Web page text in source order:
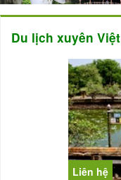
Du lịch xuyên Việt
Liên hệ